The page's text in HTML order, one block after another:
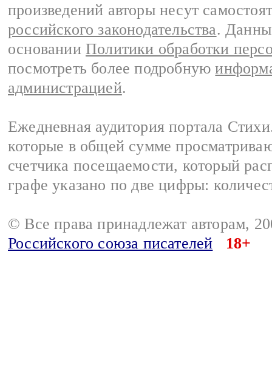
произведений авторы несут
российского законодательства.
основании Политики обработки
посмотреть более подробную
администрацией.
Ежедневная аудитория портала
которые в общей сумме
счетчика посещаемости, который
графе указано по две цифры:
© Все права принадлежат авторам,
Российского союза писателей
18+